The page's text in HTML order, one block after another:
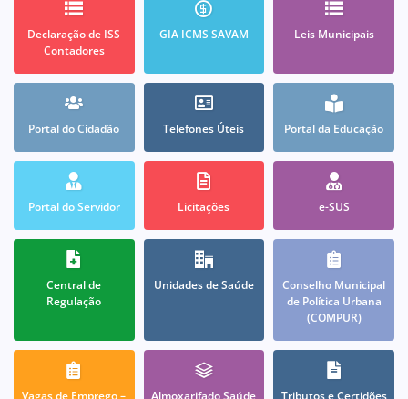
Declaração de ISS
Contadores
GIA ICMS SAVAM Leis Municipais
Portal do Cidadão Telefones Úteis Portal da Educação
Portal do Servidor Licitações e-SUS
Central de
Regulação
Unidades de Saúde
Conselho Municipal
de Política Urbana
(COMPUR)
Vagas de Emprego – Almoxarifado Saúde Tributos e Certidões